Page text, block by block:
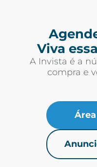
Viva
A Invista é a
compra e